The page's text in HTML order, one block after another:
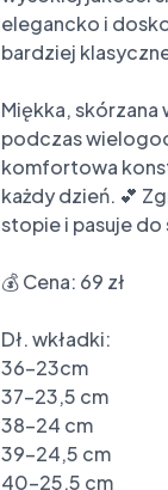
elegancko i
bardziej
Miękka, skórzana
podczas
komfortowa
każdy dzień. 💕
stopie i pasuje do
💰 Cena: 69 zł
Dł. wkładki:
36-23cm
37-23,5 cm
38-24 cm
39-24,5 cm
40-25,5 cm